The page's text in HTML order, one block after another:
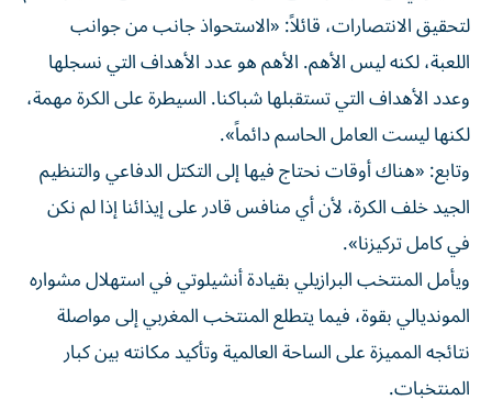
لتحقيق الانتصارات، قائلاً: «الاستحواذ جانب من جوانب
اللعبة، لكنه ليس الأهم. الأهم هو عدد الأهداف التي نسجلها
وعدد الأهداف التي تستقبلها شباكنا. السيطرة على الكرة مهمة،
لكنها ليست العامل الحاسم دائماً».
وتابع: «هناك أوقات نحتاج فيها إلى التكتل الدفاعي والتنظيم
الجيد خلف الكرة، لأن أي منافس قادر على إيذائنا إذا لم نكن
في كامل تركيزنا».
ويأمل المنتخب البرازيلي بقيادة أنشيلوتي في استهلال مشواره
المونديالي بقوة، فيما يتطلع المنتخب المغربي إلى مواصلة
نتائجه المميزة على الساحة العالمية وتأكيد مكانته بين كبار
المنتخبات.